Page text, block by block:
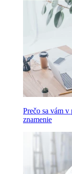
Prečo sa vám v
znamenie